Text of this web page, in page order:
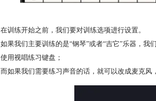
在训练开始之前，我们要对训练选项进行设置。
如果我们主要训练的是“钢琴”或者“吉它”乐器，
使用视唱练习键盘；
而如果我们需要练习声音的话，就可以改成麦克风